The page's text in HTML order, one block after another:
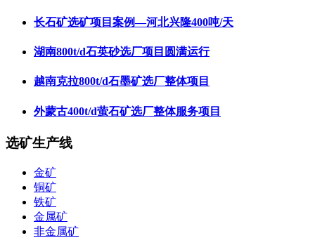
长石矿选矿项目案例—河北兴隆400吨/天
湖南800t/d石英砂选厂项目圆满运行
越南克拉800t/d石墨矿选厂整体项目
外蒙古400t/d萤石矿选厂整体服务项目
选矿生产线
金矿
铜矿
铁矿
金属矿
非金属矿